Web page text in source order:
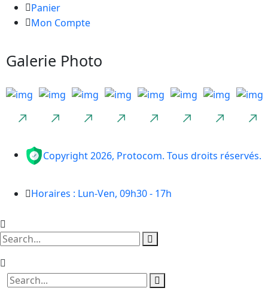
Panier
Mon Compte
Galerie Photo
Copyright 2026, Protocom. Tous droits réservés.
Horaires : Lun-Ven, 09h30 - 17h